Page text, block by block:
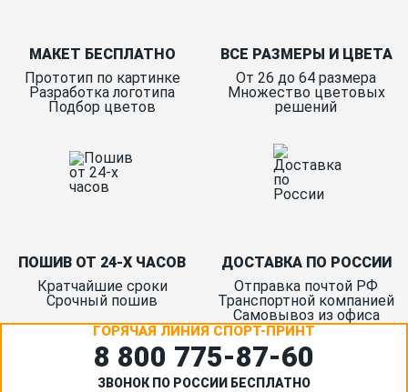
МАКЕТ БЕСПЛАТНО
Прототип по картинке
Разработка логотипа
Подбор цветов
ВСЕ РАЗМЕРЫ И ЦВЕТА
От 26 до 64 размера
Множество цветовых
решений
ПОШИВ ОТ 24-Х ЧАСОВ
Кратчайшие сроки
Срочный пошив
ДОСТАВКА ПО РОССИИ
Отправка почтой РФ
Транспортной компанией
Самовывоз из офиса
ГОРЯЧАЯ ЛИНИЯ СПОРТ-ПРИНТ
8 800 775‑87-60
ЗВОНОК ПО РОССИИ БЕСПЛАТНО